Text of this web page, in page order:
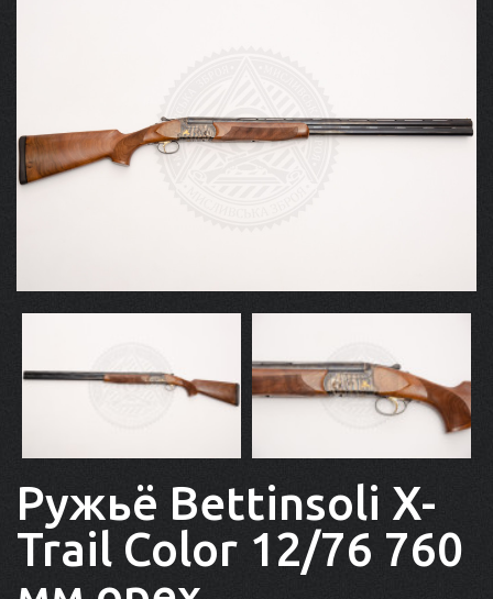
Ружьё Bettinsoli X-
Trail Color 12/76 760